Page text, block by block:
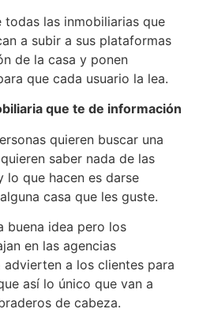
todas las inmobiliarias que
a subir a sus plataformas
de la casa y ponen
que cada usuario la lea.
que te de información
quieren buscar una
saber nada de las
lo que hacen es darse
casa que les guste.
buena idea pero los
en las agencias
a los clientes para
así lo único que van a
de cabeza.